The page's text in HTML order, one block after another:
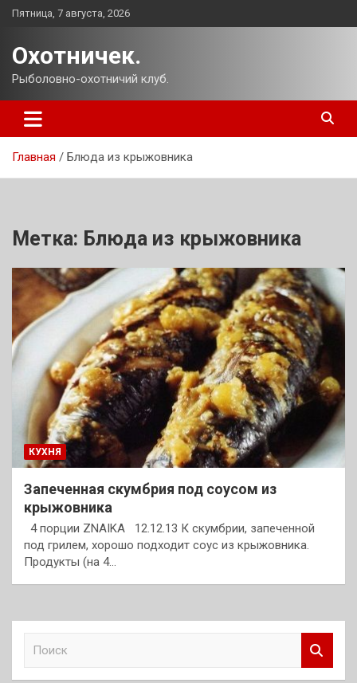
Перейти
Пятница, 7 августа, 2026
Охотничек.
Рыболовно-охотничий клуб.
Главная Блюда из крыжовника
Метка: Блюда из крыжовника
КУХНЯ
Запеченная скумбрия под соусом из
крыжовника
4 порции ZNAIKA 12.12.13 К скумбрии, запеченной
под грилем, хорошо подходит соус из крыжовника.
Продукты (на 4…